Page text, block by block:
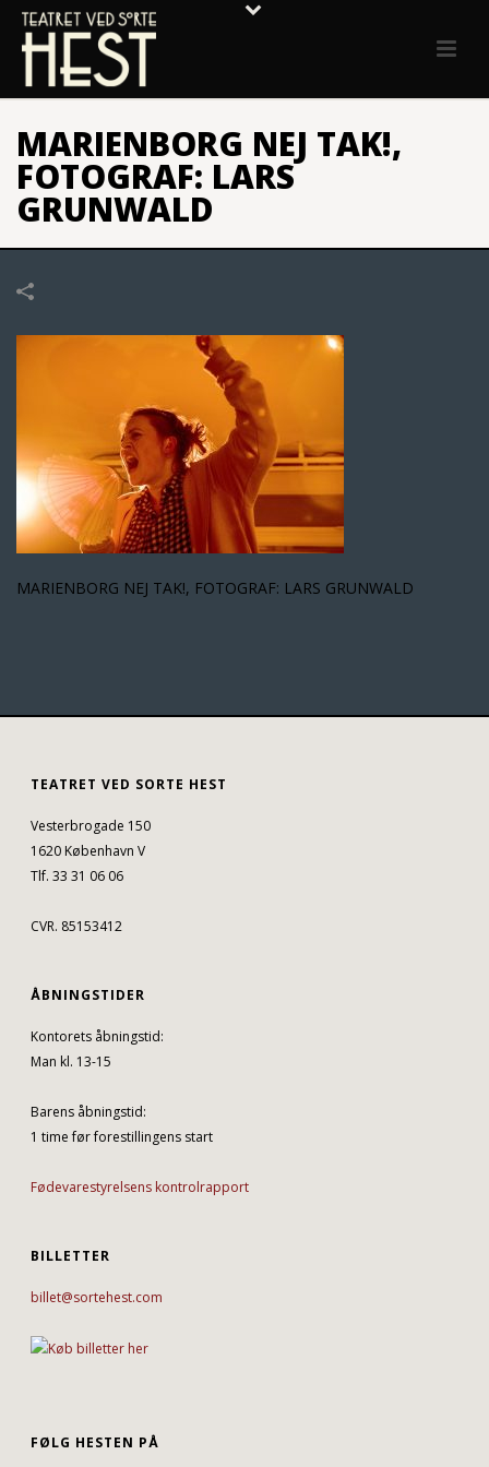
MARIENBORG NEJ TAK!,
FOTOGRAF: LARS
GRUNWALD
MARIENBORG NEJ TAK!, FOTOGRAF: LARS GRUNWALD
TEATRET VED SORTE HEST
Vesterbrogade 150
1620 København V
Tlf. 33 31 06 06
CVR. 85153412
ÅBNINGSTIDER
Kontorets åbningstid:
Man kl. 13-15
Barens åbningstid:
1 time før forestillingens start
Fødevarestyrelsens kontrolrapport
BILLETTER
billet@sortehest.com
FØLG HESTEN PÅ